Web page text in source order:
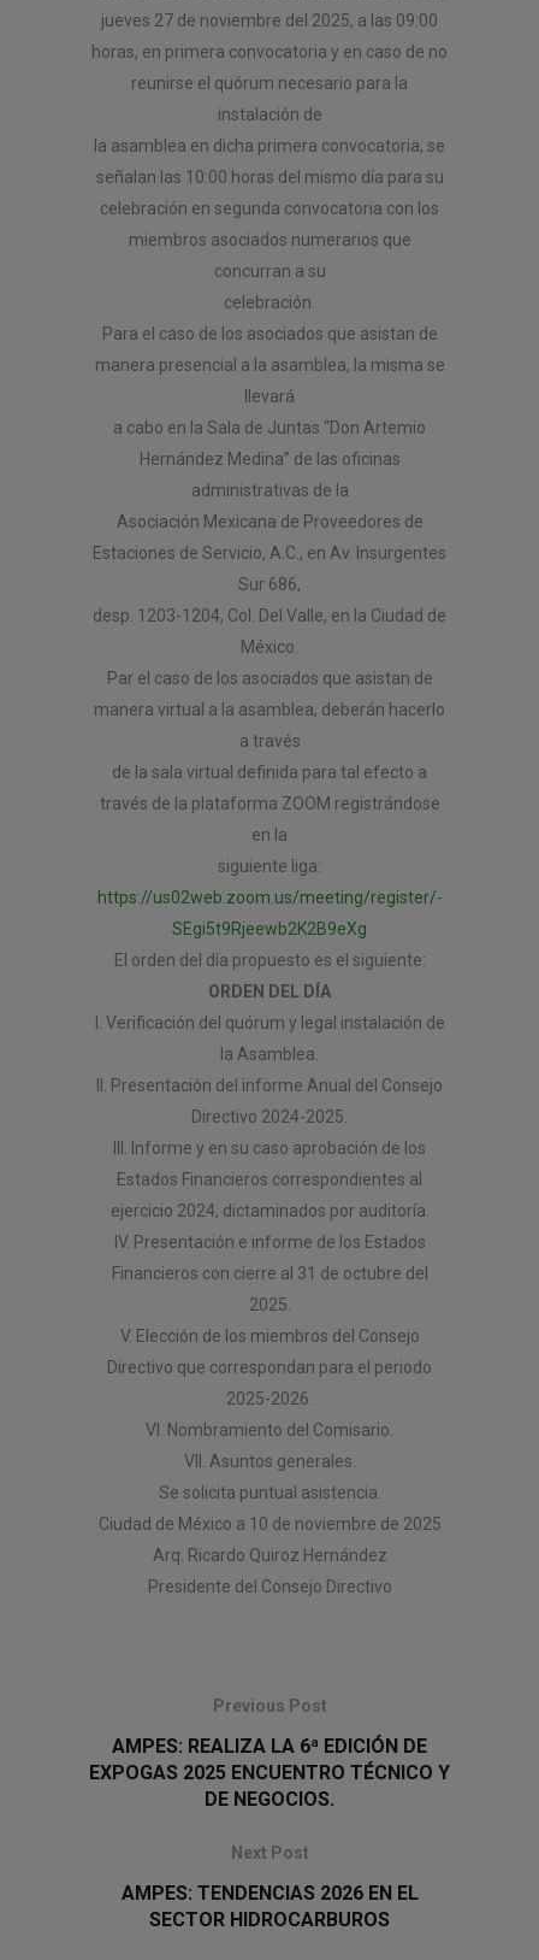
jueves 27 de noviembre del 2025, a las 09:00
horas, en primera convocatoria y en caso de no
reunirse el quórum necesario para la
instalación de
la asamblea en dicha primera convocatoria, se
señalan las 10:00 horas del mismo día para su
celebración en segunda convocatoria con los
miembros asociados numerarios que
concurran a su
celebración.
Para el caso de los asociados que asistan de
manera presencial a la asamblea, la misma se
llevará
a cabo en la Sala de Juntas “Don Artemio
Hernández Medina” de las oficinas
administrativas de la
Asociación Mexicana de Proveedores de
Estaciones de Servicio, A.C., en Av. Insurgentes
Sur 686,
desp. 1203-1204, Col. Del Valle, en la Ciudad de
México.
Par el caso de los asociados que asistan de
manera virtual a la asamblea, deberán hacerlo
a través
de la sala virtual definida para tal efecto a
través de la plataforma ZOOM registrándose
en la
siguiente liga:
https://us02web.zoom.us/meeting/register/-
SEgi5t9Rjeewb2K2B9eXg
El orden del día propuesto es el siguiente:
ORDEN DEL DÍA
I. Verificación del quórum y legal instalación de
la Asamblea.
II. Presentación del informe Anual del Consejo
Directivo 2024-2025.
III. Informe y en su caso aprobación de los
Estados Financieros correspondientes al
ejercicio 2024, dictaminados por auditoría.
IV. Presentación e informe de los Estados
Financieros con cierre al 31 de octubre del
2025.
V. Elección de los miembros del Consejo
Directivo que correspondan para el periodo
2025-2026.
VI. Nombramiento del Comisario.
VII. Asuntos generales.
Se solicita puntual asistencia.
Ciudad de México a 10 de noviembre de 2025
Arq. Ricardo Quiroz Hernández
Presidente del Consejo Directivo
Previous Post
AMPES: REALIZA LA 6ª EDICIÓN DE
EXPOGAS 2025 ENCUENTRO TÉCNICO Y
DE NEGOCIOS.
Next Post
AMPES: TENDENCIAS 2026 EN EL
SECTOR HIDROCARBUROS